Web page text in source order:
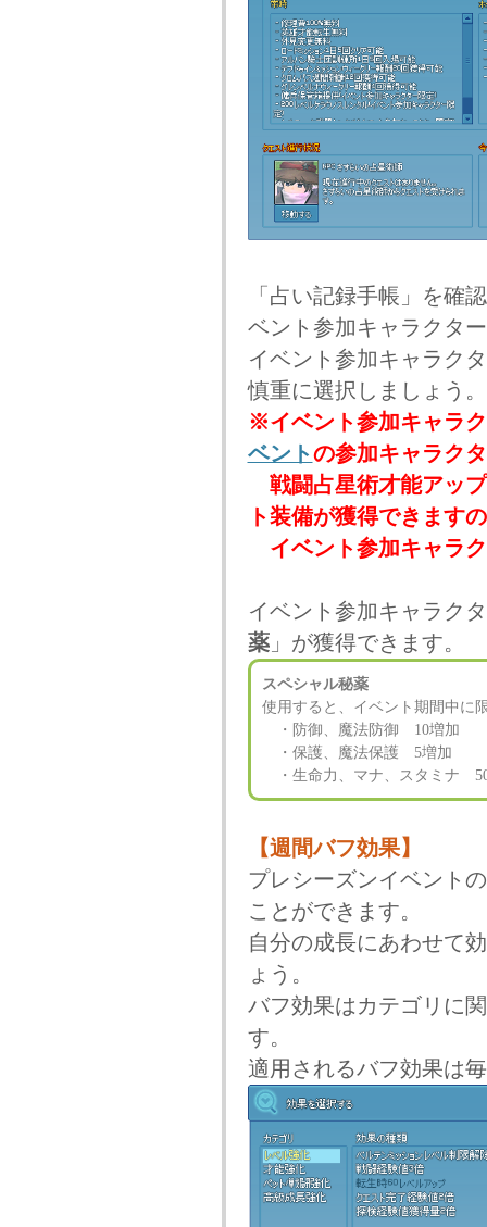
「占い記録手帳」を確
ベント参加キャラクタ
イベント参加キャラク
慎重に選択しましょう。
※イベント参加キャラ
ベントの参加キャラク
戦闘占星術才能アッ
ト装備が獲得できます
イベント参加キャラ
イベント参加キャラク
薬」が獲得できます。
スペシャル秘薬
使用すると、イベント期間中に
・防御、魔法防御 10増加
・保護、魔法保護 5増加
・生命力、マナ、スタミナ
【週間バフ効果】
プレシーズンイベント
ことができます。
自分の成長にあわせて
ょう。
バフ効果はカテゴリに
す。
適用されるバフ効果は